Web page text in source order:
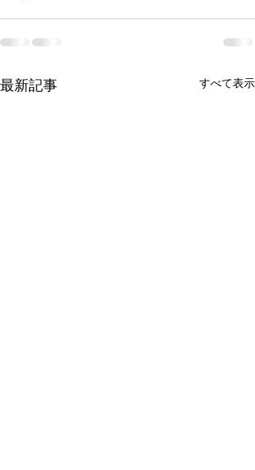
最新記事 すべて表示